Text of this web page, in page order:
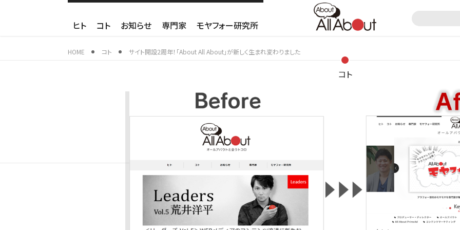
ヒト コト お知らせ 専門家 モヤフォー研究所
HOME コト サイト開設2周年！「About All About」が新しく生まれ変わりました
コト